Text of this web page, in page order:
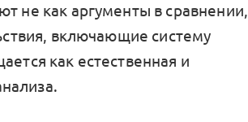
не как аргументы в сравнении,
включающие систему
как естественная и